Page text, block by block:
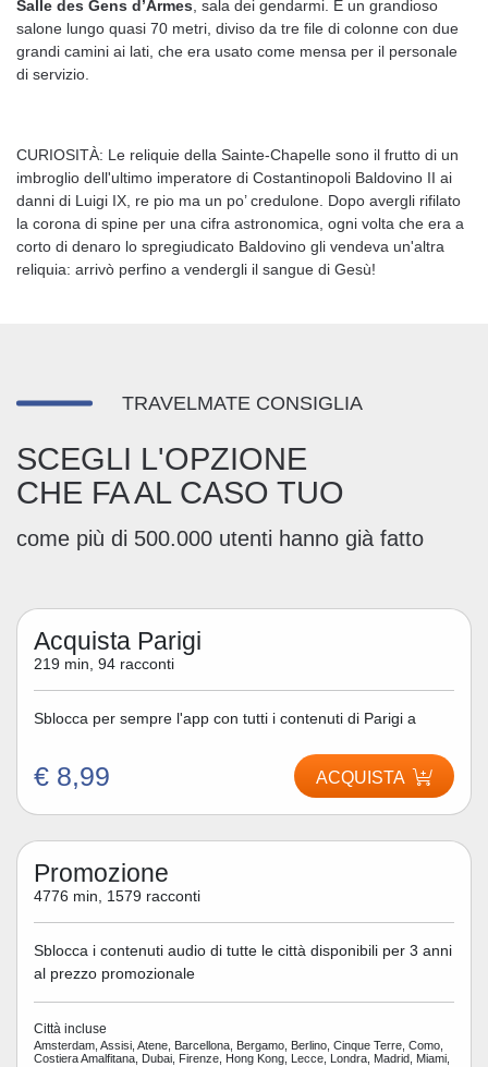
Salle des Gens d’Armes , sala dei gendarmi. È un grandioso
salone lungo quasi 70 metri, diviso da tre file di colonne con due
grandi camini ai lati, che era usato come mensa per il personale
di servizio.
CURIOSITÀ: Le reliquie della Sainte-Chapelle sono il frutto di un
imbroglio dell'ultimo imperatore di Costantinopoli Baldovino II ai
danni di Luigi IX, re pio ma un po’ credulone. Dopo avergli rifilato
la corona di spine per una cifra astronomica, ogni volta che era a
corto di denaro lo spregiudicato Baldovino gli vendeva un'altra
reliquia: arrivò perfino a vendergli il sangue di Gesù!
TRAVELMATE CONSIGLIA
SCEGLI L'OPZIONE
CHE FA AL CASO TUO
come più di 500.000 utenti hanno già fatto
Acquista Parigi
219 min, 94 racconti
Sblocca per sempre l'app con tutti i contenuti di Parigi a
€ 8,99 ACQUISTA
Promozione
4776 min, 1579 racconti
Sblocca i contenuti audio di tutte le città disponibili per 3 anni
al prezzo promozionale
Città incluse
Amsterdam, Assisi, Atene, Barcellona, Bergamo, Berlino, Cinque Terre, Como,
Costiera Amalfitana, Dubai, Firenze, Hong Kong, Lecce, Londra, Madrid, Miami,